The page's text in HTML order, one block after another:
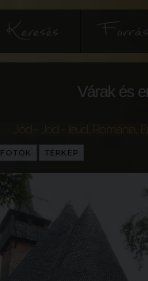
Keresés
Várak és
Románia
FOTÓK TÉRKÉP